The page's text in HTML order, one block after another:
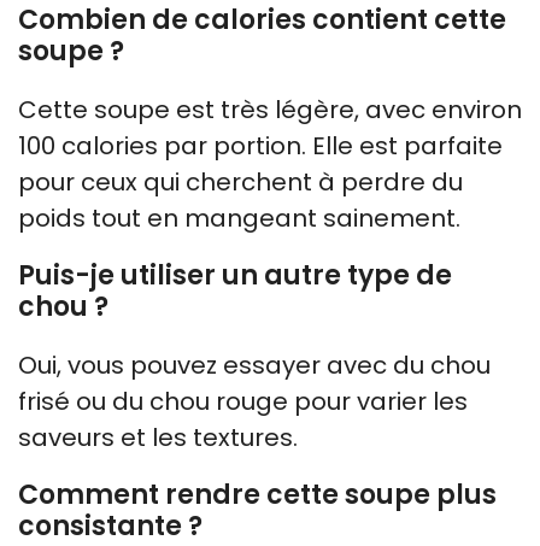
Combien de calories contient cette
soupe ?
Cette soupe est très légère, avec environ
100 calories par portion. Elle est parfaite
pour ceux qui cherchent à perdre du
poids tout en mangeant sainement.
Puis-je utiliser un autre type de
chou ?
Oui, vous pouvez essayer avec du chou
frisé ou du chou rouge pour varier les
saveurs et les textures.
Comment rendre cette soupe plus
consistante ?